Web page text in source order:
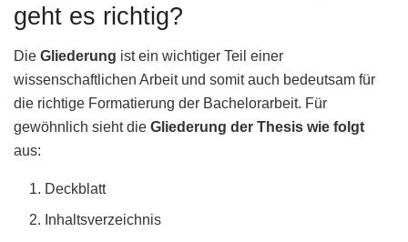
geht es richtig?
Die Gliederung ist ein wichtiger Teil einer
wissenschaftlichen Arbeit und somit auch bedeutsam für
die richtige Formatierung der Bachelorarbeit. Für
gewöhnlich sieht die Gliederung der Thesis wie folgt
aus:
Deckblatt
Inhaltsverzeichnis